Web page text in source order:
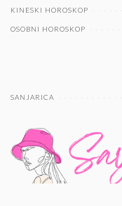
KINESKI HOROSKOP
OSOBNI HOROSKOP
SANJARICA